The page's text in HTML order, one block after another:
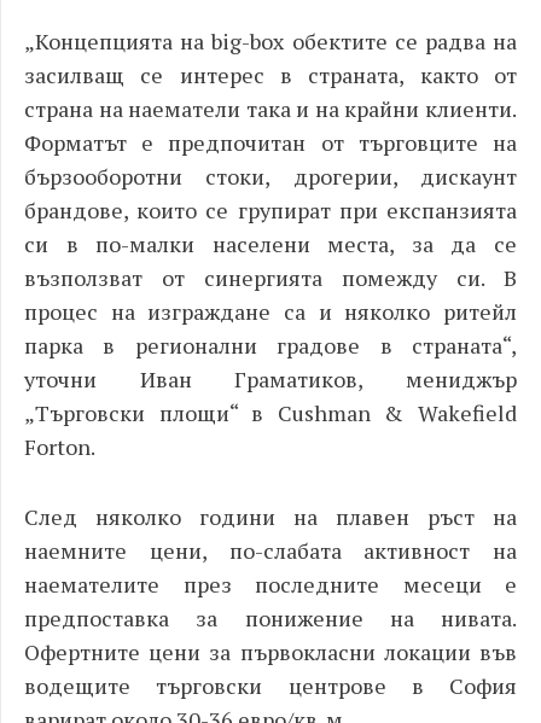
„Концепцията на big-box обектите се радва на
засилващ се интерес в страната, както от
страна на наематели така и на крайни клиенти.
Форматът е предпочитан от търговците на
бързооборотни стоки, дрогерии, дискаунт
брандове, които се групират при експанзията
си в по-малки населени места, за да се
възползват от синергията помежду си. В
процес на изграждане са и няколко ритейл
парка в регионални градове в страната“,
уточни Иван Граматиков, мениджър
„Търговски площи“ в Cushman& Wakefield
Forton.
След няколко години на плавен ръст на
наемните цени, по-слабата активност на
наемателите през последните месеци е
предпоставка за понижение на нивата.
Офертните цени за първокласни локации във
водещите търговски центрове в София